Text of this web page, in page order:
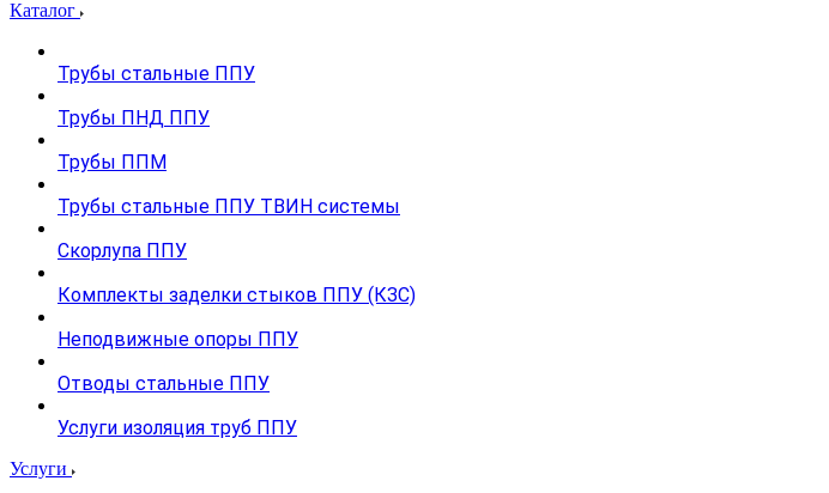
Каталог
Трубы стальные ППУ
Трубы ПНД ППУ
Трубы ППМ
Трубы стальные ППУ ТВИН системы
Скорлупа ППУ
Комплекты заделки стыков ППУ (КЗС)
Неподвижные опоры ППУ
Отводы стальные ППУ
Услуги изоляция труб ППУ
Услуги